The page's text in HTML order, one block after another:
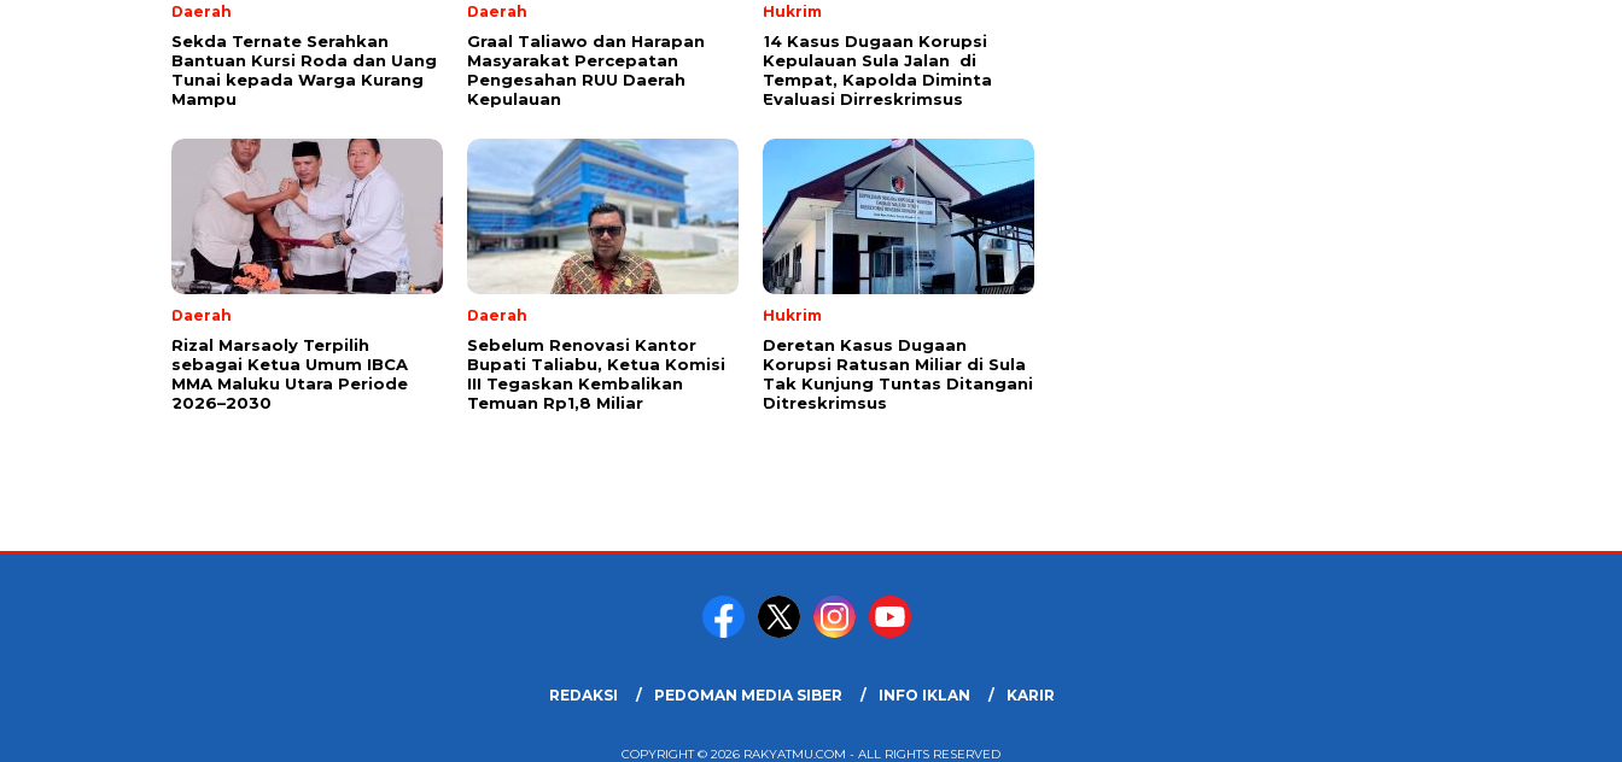
Daerah
Sekda Ternate Serahkan
Bantuan Kursi Roda dan Uang
Tunai kepada Warga Kurang
Mampu
Daerah
Graal Taliawo dan Harapan
Masyarakat Percepatan
Pengesahan RUU Daerah
Kepulauan
Hukrim
14 Kasus Dugaan Korupsi
Kepulauan Sula Jalan di
Tempat, Kapolda Diminta
Evaluasi Dirreskrimsus
Daerah
Rizal Marsaoly Terpilih
sebagai Ketua Umum IBCA
MMA Maluku Utara Periode
2026–2030
Daerah
Sebelum Renovasi Kantor
Bupati Taliabu, Ketua Komisi
III Tegaskan Kembalikan
Temuan Rp1,8 Miliar
Hukrim
Deretan Kasus Dugaan
Korupsi Ratusan Miliar di Sula
Tak Kunjung Tuntas Ditangani
Ditreskrimsus
REDAKSI PEDOMAN MEDIA SIBER INFO IKLAN KARIR
COPYRIGHT © 2026 RAKYATMU.COM - ALL RIGHTS RESERVED